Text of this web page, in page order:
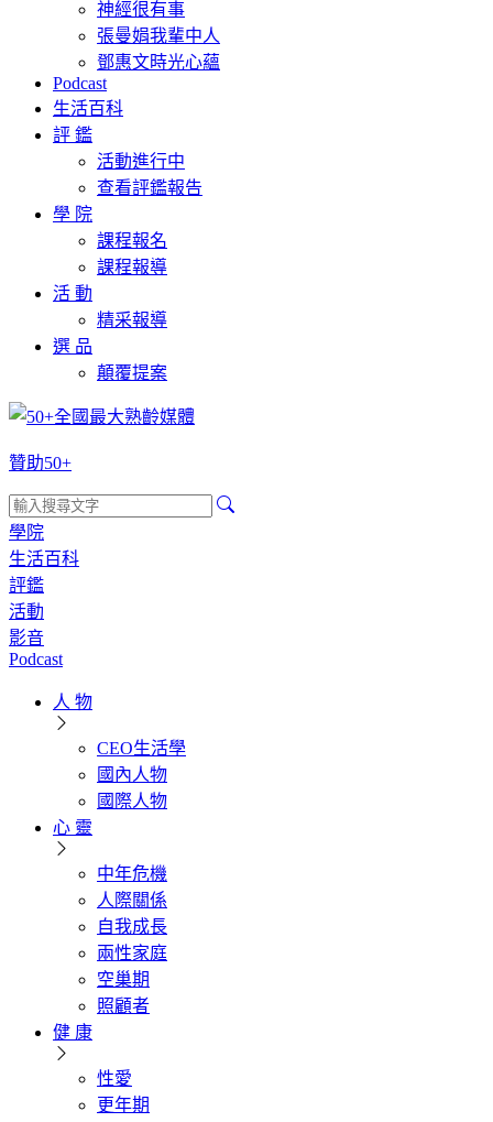
神經很有事
張曼娟我輩中人
鄧惠文時光心蘊
Podcast
生活百科
評 鑑
活動進行中
查看評鑑報告
學 院
課程報名
課程報導
活 動
精采報導
選 品
顛覆提案
贊助50+
學院
生活百科
評鑑
活動
影音
Podcast
人 物
CEO生活學
國內人物
國際人物
心 靈
中年危機
人際關係
自我成長
兩性家庭
空巢期
照顧者
健 康
性愛
更年期